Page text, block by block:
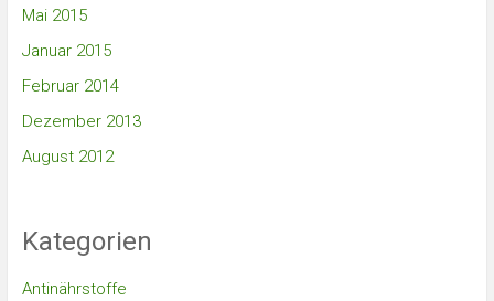
Mai 2015
Januar 2015
Februar 2014
Dezember 2013
August 2012
Kategorien
Antinährstoffe